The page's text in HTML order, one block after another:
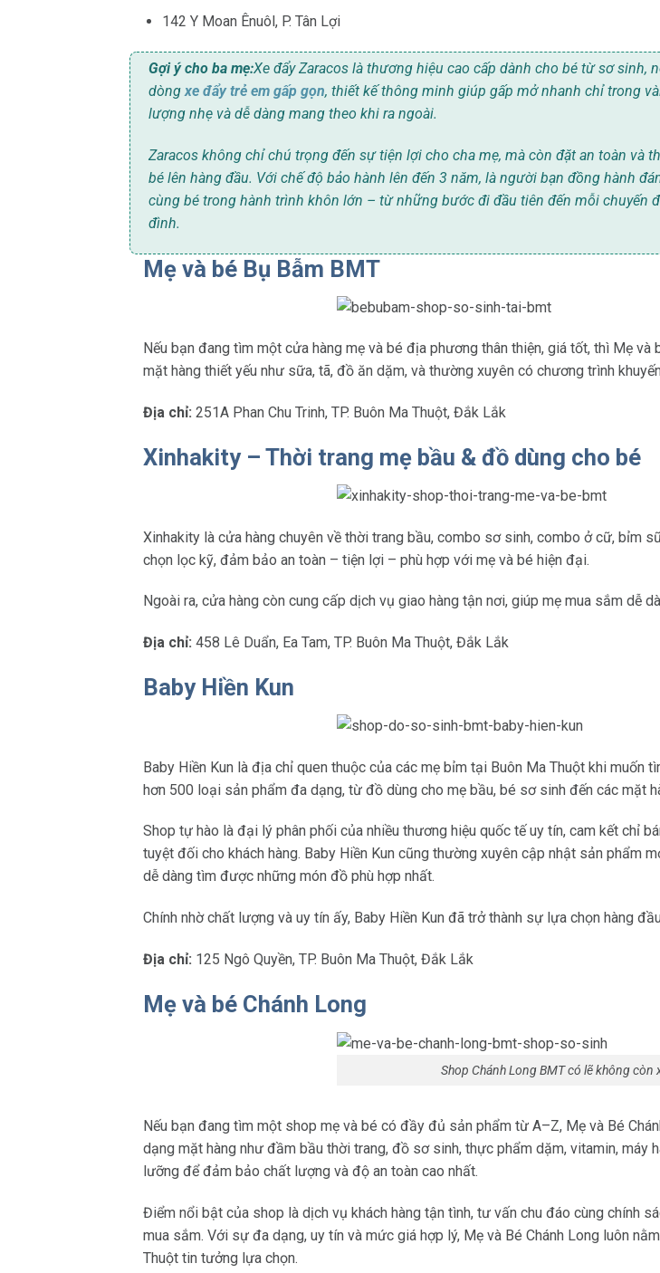
142 Y Moan Ênuôl, P. Tân Lợi
Gợi ý cho ba mẹ:Xe đẩy Zaracos là thương hiệu cao cấp dành cho bé từ sơ sinh,
dòngxe đẩy trẻ em gấp gọn, thiết kế thông minh giúp gấp mở nhanh chỉ trong
lượng nhẹ và dễ dàng mang theo khi ra ngoài.
Zaracos không chỉ chú trọng đến sự tiện lợi cho cha mẹ, mà còn đặt an toàn và
bé lên hàng đầu. Với chế độ bảo hành lên đến 3 năm, là người bạn đồng hành
cùng bé trong hành trình khôn lớn – từ những bước đi đầu tiên đến mỗi chuyến
đình.
Mẹ và bé Bụ Bẫm BMT
Nếu bạn đang tìm một cửa hàng mẹ và bé địa phương thân thiện, giá tốt, thì Mẹ
mặt hàng thiết yếu như sữa, tã, đồ ăn dặm, và thường xuyên có chương trình
Địa chỉ: 251A Phan Chu Trinh, TP. Buôn Ma Thuột, Đắk Lắk
Xinhakity – Thời trang mẹ bầu & đồ dùng cho bé
Xinhakity là cửa hàng chuyên về thời trang bầu, combo sơ sinh, combo ở cữ, bỉm
chọn lọc kỹ, đảm bảo an toàn – tiện lợi – phù hợp với mẹ và bé hiện đại.
Ngoài ra, cửa hàng còn cung cấp dịch vụ giao hàng tận nơi, giúp mẹ mua sắm dễ
Địa chỉ: 458 Lê Duẩn, Ea Tam, TP. Buôn Ma Thuột, Đắk Lắk
Baby Hiền Kun
Baby Hiền Kun là địa chỉ quen thuộc của các mẹ bỉm tại Buôn Ma Thuột khi muốn
hơn 500 loại sản phẩm đa dạng, từ đồ dùng cho mẹ bầu, bé sơ sinh đến các mặt
Shop tự hào là đại lý phân phối của nhiều thương hiệu quốc tế uy tín, cam kết chỉ
tuyệt đối cho khách hàng. Baby Hiền Kun cũng thường xuyên cập nhật sản phẩm
dễ dàng tìm được những món đồ phù hợp nhất.
Chính nhờ chất lượng và uy tín ấy, Baby Hiền Kun đã trở thành sự lựa chọn hàng
Địa chỉ: 125 Ngô Quyền, TP. Buôn Ma Thuột, Đắk Lắk
Mẹ và bé Chánh Long
Shop Chánh Long BMT có lẽ không còn
Nếu bạn đang tìm một shop mẹ và bé có đầy đủ sản phẩm từ A–Z, Mẹ và Bé
dạng mặt hàng như đầm bầu thời trang, đồ sơ sinh, thực phẩm dặm, vitamin,
lưỡng để đảm bảo chất lượng và độ an toàn cao nhất.
Điểm nổi bật của shop là dịch vụ khách hàng tận tình, tư vấn chu đáo cùng chính
mua sắm. Với sự đa dạng, uy tín và mức giá hợp lý, Mẹ và Bé Chánh Long luôn
Thuột tin tưởng lựa chọn.